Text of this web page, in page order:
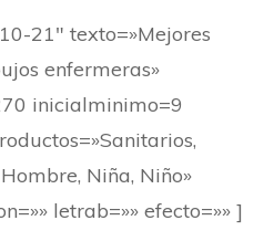
21″ texto=»Mejores
enfermeras»
inicialminimo=9
Niña, Niño»
letrab=»» efecto=»» ]